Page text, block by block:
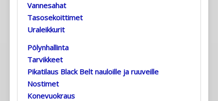
Vannesahat
Tasosekoittimet
Uraleikkurit
Pölynhallinta
Tarvikkeet
Pikatilaus Black Belt nauloille ja ruuveille
Nostimet
Konevuokraus